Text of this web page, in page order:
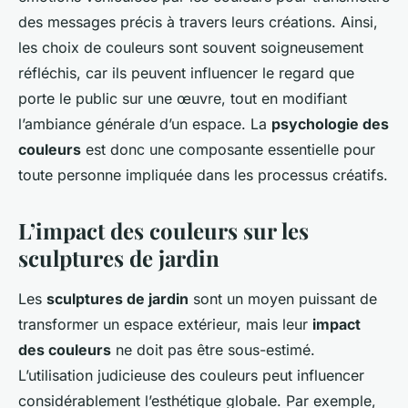
des messages précis à travers leurs créations. Ainsi,
les choix de couleurs sont souvent soigneusement
réfléchis, car ils peuvent influencer le regard que
porte le public sur une œuvre, tout en modifiant
l’ambiance générale d’un espace. La psychologie des
couleurs est donc une composante essentielle pour
toute personne impliquée dans les processus créatifs.
L’impact des couleurs sur les
sculptures de jardin
Les sculptures de jardin sont un moyen puissant de
transformer un espace extérieur, mais leur impact
des couleurs ne doit pas être sous-estimé.
L’utilisation judicieuse des couleurs peut influencer
considérablement l’esthétique globale. Par exemple,